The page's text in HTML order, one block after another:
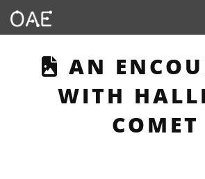
THIS
AN
WITH
COMET